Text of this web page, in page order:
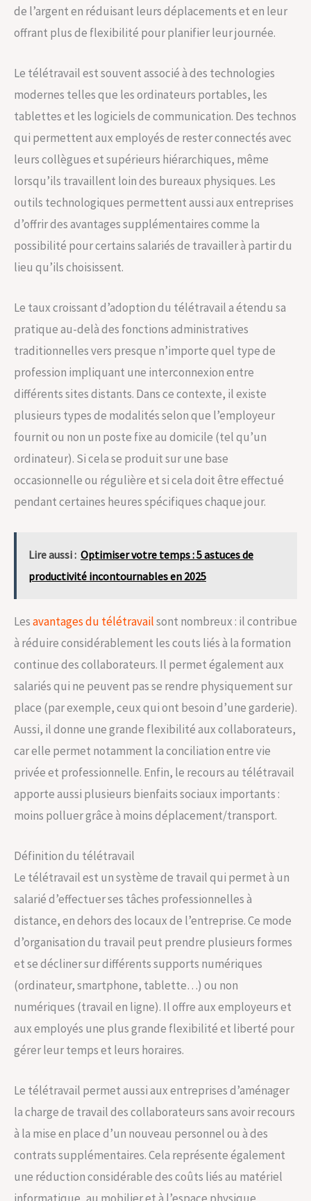
de l’argent en réduisant leurs déplacements et en leur
offrant plus de flexibilité pour planifier leur journée.
Le télétravail est souvent associé à des technologies
modernes telles que les ordinateurs portables, les
tablettes et les logiciels de communication. Des technos
qui permettent aux employés de rester connectés avec
leurs collègues et supérieurs hiérarchiques, même
lorsqu’ils travaillent loin des bureaux physiques. Les
outils technologiques permettent aussi aux entreprises
d’offrir des avantages supplémentaires comme la
possibilité pour certains salariés de travailler à partir du
lieu qu’ils choisissent.
Le taux croissant d’adoption du télétravail a étendu sa
pratique au-delà des fonctions administratives
traditionnelles vers presque n’importe quel type de
profession impliquant une interconnexion entre
différents sites distants. Dans ce contexte, il existe
plusieurs types de modalités selon que l’employeur
fournit ou non un poste fixe au domicile (tel qu’un
ordinateur). Si cela se produit sur une base
occasionnelle ou régulière et si cela doit être effectué
pendant certaines heures spécifiques chaque jour.
Lire aussi : Optimiser votre temps : 5 astuces de
productivité incontournables en 2025
Lesavantages du télétravailsont nombreux : il contribue
à réduire considérablement les couts liés à la formation
continue des collaborateurs. Il permet également aux
salariés qui ne peuvent pas se rendre physiquement sur
place (par exemple, ceux qui ont besoin d’une garderie).
Aussi, il donne une grande flexibilité aux collaborateurs,
car elle permet notamment la conciliation entre vie
privée et professionnelle. Enfin, le recours au télétravail
apporte aussi plusieurs bienfaits sociaux importants :
moins polluer grâce à moins déplacement/transport.
Définition du télétravail
Le télétravail est un système de travail qui permet à un
salarié d’effectuer ses tâches professionnelles à
distance, en dehors des locaux de l’entreprise. Ce mode
d’organisation du travail peut prendre plusieurs formes
et se décliner sur différents supports numériques
(ordinateur, smartphone, tablette…) ou non
numériques (travail en ligne). Il offre aux employeurs et
aux employés une plus grande flexibilité et liberté pour
gérer leur temps et leurs horaires.
Le télétravail permet aussi aux entreprises d’aménager
la charge de travail des collaborateurs sans avoir recours
à la mise en place d’un nouveau personnel ou à des
contrats supplémentaires. Cela représente également
une réduction considérable des coûts liés au matériel